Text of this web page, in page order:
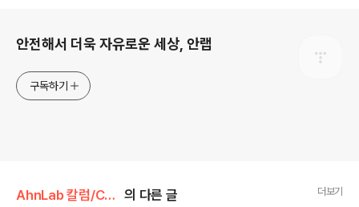
안전해서 더욱 자유로운 세상, 안랩
구독하기
AhnLab 칼럼/CEO 칼럼 의 다른 글 더보기